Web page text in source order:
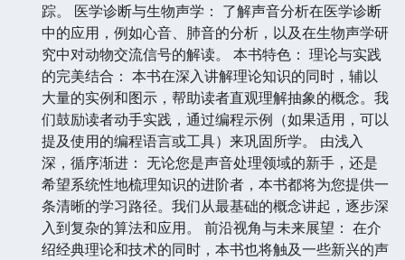
踪。 医学诊断与生物声学： 了解声音分析在医学诊断
中的应用，例如心音、肺音的分析，以及在生物声学研
究中对动物交流信号的解读。 本书特色： 理论与实践
的完美结合： 本书在深入讲解理论知识的同时，辅以
大量的实例和图示，帮助读者直观理解抽象的概念。我
们鼓励读者动手实践，通过编程示例（如果适用，可以
提及使用的编程语言或工具）来巩固所学。 由浅入
深，循序渐进： 无论您是声音处理领域的新手，还是
希望系统性地梳理知识的进阶者，本书都将为您提供一
条清晰的学习路径。我们从最基础的概念讲起，逐步深
入到复杂的算法和应用。 前沿视角与未来展望： 在介
绍经典理论和技术的同时，本书也将触及一些新兴的声